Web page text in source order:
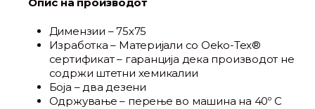
Димензии – 75х75
Изработка – Материјали со Oeko-Tex®
сертификат – гаранција дека производот не
содржи штетни хемикалии
Боја – два дезени
Одржување – перење во машина на 40º C